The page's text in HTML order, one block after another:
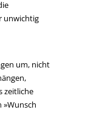
unwichtig
um, nicht
zeitliche
»Wunsch